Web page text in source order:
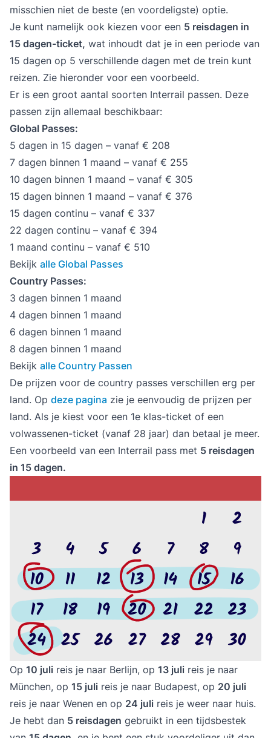
misschien niet de beste (en voordeligste) optie.
Je kunt namelijk ook kiezen voor een 5 reisdagen in
15 dagen-ticket, wat inhoudt dat je in een periode van
15 dagen op 5 verschillende dagen met de trein kunt
reizen. Zie hieronder voor een voorbeeld.
Er is een groot aantal soorten Interrail passen. Deze
passen zijn allemaal beschikbaar:
Global Passes:
5 dagen in 15 dagen – vanaf € 208
7 dagen binnen 1 maand – vanaf € 255
10 dagen binnen 1 maand – vanaf € 305
15 dagen binnen 1 maand – vanaf € 376
15 dagen continu – vanaf € 337
22 dagen continu – vanaf € 394
1 maand continu – vanaf € 510
Bekijk alle Global Passes
Country Passes:
3 dagen binnen 1 maand
4 dagen binnen 1 maand
6 dagen binnen 1 maand
8 dagen binnen 1 maand
Bekijk alle Country Passen
De prijzen voor de country passes verschillen erg per
land. Op deze pagina zie je eenvoudig de prijzen per
land. Als je kiest voor een 1e klas-ticket of een
volwassenen-ticket (vanaf 28 jaar) dan betaal je meer.
Een voorbeeld van een Interrail pass met 5 reisdagen
in 15 dagen.
Op 10 juli reis je naar Berlijn, op 13 juli reis je naar
München, op 15 juli reis je naar Budapest, op 20 juli
reis je naar Wenen en op 24 juli reis je weer naar huis.
Je hebt dan 5 reisdagen gebruikt in een tijdsbestek